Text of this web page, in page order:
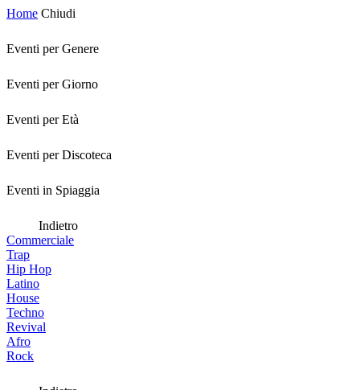
Home Chiudi
Eventi per Genere
Eventi per Giorno
Eventi per Età
Eventi per Discoteca
Eventi in Spiaggia
Indietro
Commerciale
Trap
Hip Hop
Latino
House
Techno
Revival
Afro
Rock